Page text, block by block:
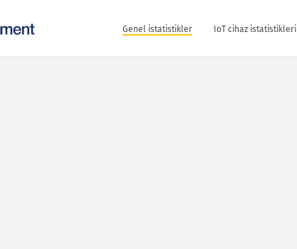
Genel istatistikler IoT cihaz istatistikleri